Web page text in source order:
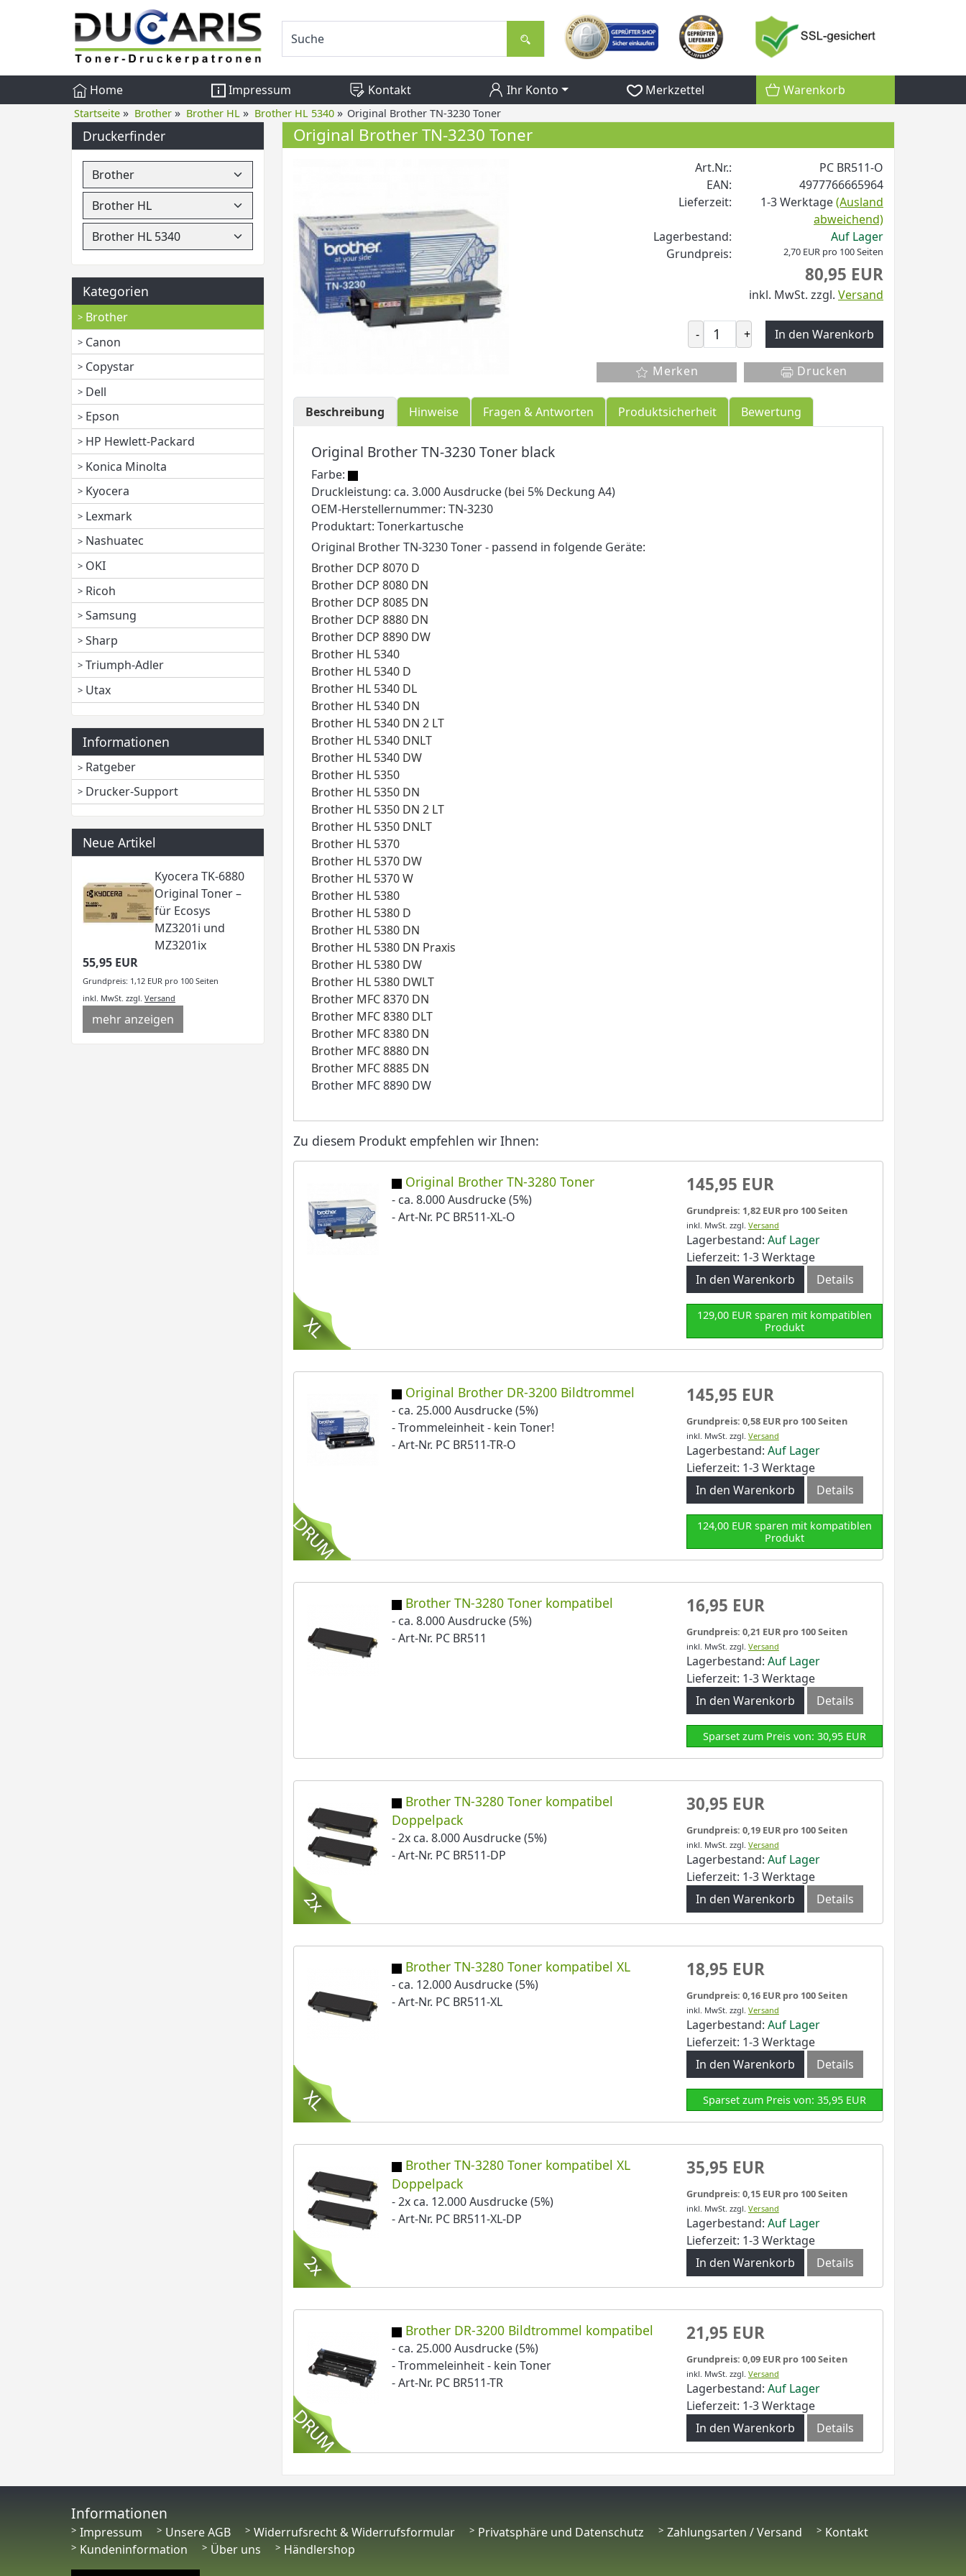
Home Impressum Kontakt Ihr Konto Merkzettel Warenkorb
Startseite » Brother » Brother HL » Brother HL 5340 » Original Brother TN-3230 Toner
Druckerfinder
Kategorien
Brother
Canon
Copystar
Dell
Epson
HP Hewlett-Packard
Konica Minolta
Kyocera
Lexmark
Nashuatec
OKI
Ricoh
Samsung
Sharp
Triumph-Adler
Utax
Informationen
Ratgeber
Drucker-Support
Neue Artikel
Kyocera TK-6880
Original Toner –
für Ecosys
MZ3201i und
MZ3201ix
55,95 EUR
Grundpreis: 1,12 EUR pro 100 Seiten
inkl. MwSt. zzgl. Versand
mehr anzeigen
Original Brother TN-3230 Toner
Art.Nr.:
PC BR511-O
EAN:
4977766665964
Lieferzeit:
1-3 Werktage(Ausland
abweichend)
Lagerbestand:
Auf Lager
Grundpreis:
2,70 EUR pro 100 Seiten
80,95 EUR
inkl. MwSt. zzgl. Versand
- + In den Warenkorb
Merken Drucken
Beschreibung Hinweise Fragen & Antworten Produktsicherheit Bewertung
Original Brother TN-3230 Toner black
Farbe:
Druckleistung: ca. 3.000 Ausdrucke (bei 5% Deckung A4)
OEM-Herstellernummer: TN-3230
Produktart: Tonerkartusche
Original Brother TN-3230 Toner - passend in folgende Geräte:
Brother DCP 8070 D
Brother DCP 8080 DN
Brother DCP 8085 DN
Brother DCP 8880 DN
Brother DCP 8890 DW
Brother HL 5340
Brother HL 5340 D
Brother HL 5340 DL
Brother HL 5340 DN
Brother HL 5340 DN 2 LT
Brother HL 5340 DNLT
Brother HL 5340 DW
Brother HL 5350
Brother HL 5350 DN
Brother HL 5350 DN 2 LT
Brother HL 5350 DNLT
Brother HL 5370
Brother HL 5370 DW
Brother HL 5370 W
Brother HL 5380
Brother HL 5380 D
Brother HL 5380 DN
Brother HL 5380 DN Praxis
Brother HL 5380 DW
Brother HL 5380 DWLT
Brother MFC 8370 DN
Brother MFC 8380 DLT
Brother MFC 8380 DN
Brother MFC 8880 DN
Brother MFC 8885 DN
Brother MFC 8890 DW
Zu diesem Produkt empfehlen wir Ihnen:
Original Brother TN-3280 Toner
- ca. 8.000 Ausdrucke (5%)
- Art-Nr. PC BR511-XL-O
145,95 EUR
Grundpreis: 1,82 EUR pro 100 Seiten
inkl. MwSt. zzgl. Versand
Lagerbestand: Auf Lager
Lieferzeit: 1-3 Werktage
In den Warenkorb
Details
129,00 EUR sparen mit kompatiblen
Produkt
Original Brother DR-3200 Bildtrommel
- ca. 25.000 Ausdrucke (5%)
- Trommeleinheit - kein Toner!
- Art-Nr. PC BR511-TR-O
145,95 EUR
Grundpreis: 0,58 EUR pro 100 Seiten
inkl. MwSt. zzgl. Versand
Lagerbestand: Auf Lager
Lieferzeit: 1-3 Werktage
In den Warenkorb
Details
124,00 EUR sparen mit kompatiblen
Produkt
Brother TN-3280 Toner kompatibel
- ca. 8.000 Ausdrucke (5%)
- Art-Nr. PC BR511
16,95 EUR
Grundpreis: 0,21 EUR pro 100 Seiten
inkl. MwSt. zzgl. Versand
Lagerbestand: Auf Lager
Lieferzeit: 1-3 Werktage
In den Warenkorb
Details
Sparset zum Preis von: 30,95 EUR
Brother TN-3280 Toner kompatibel
Doppelpack
- 2x ca. 8.000 Ausdrucke (5%)
- Art-Nr. PC BR511-DP
30,95 EUR
Grundpreis: 0,19 EUR pro 100 Seiten
inkl. MwSt. zzgl. Versand
Lagerbestand: Auf Lager
Lieferzeit: 1-3 Werktage
In den Warenkorb
Details
Brother TN-3280 Toner kompatibel XL
- ca. 12.000 Ausdrucke (5%)
- Art-Nr. PC BR511-XL
18,95 EUR
Grundpreis: 0,16 EUR pro 100 Seiten
inkl. MwSt. zzgl. Versand
Lagerbestand: Auf Lager
Lieferzeit: 1-3 Werktage
In den Warenkorb
Details
Sparset zum Preis von: 35,95 EUR
Brother TN-3280 Toner kompatibel XL
Doppelpack
- 2x ca. 12.000 Ausdrucke (5%)
- Art-Nr. PC BR511-XL-DP
35,95 EUR
Grundpreis: 0,15 EUR pro 100 Seiten
inkl. MwSt. zzgl. Versand
Lagerbestand: Auf Lager
Lieferzeit: 1-3 Werktage
In den Warenkorb
Details
Brother DR-3200 Bildtrommel kompatibel
- ca. 25.000 Ausdrucke (5%)
- Trommeleinheit - kein Toner
- Art-Nr. PC BR511-TR
21,95 EUR
Grundpreis: 0,09 EUR pro 100 Seiten
inkl. MwSt. zzgl. Versand
Lagerbestand: Auf Lager
Lieferzeit: 1-3 Werktage
In den Warenkorb
Details
Informationen
Impressum Unsere AGB Widerrufsrecht & Widerrufsformular Privatsphäre und Datenschutz Zahlungsarten / Versand
Kontakt
Kundeninformation
Über uns Händlershop